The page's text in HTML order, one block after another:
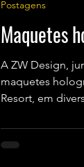
Maquetes
A ZW Design,
maquetes
Resort, em
Postagens